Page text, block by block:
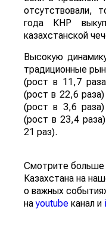
отсутствовали,
года КНР
казахстанской
Высокую
традиционные
(рост в 11,7
(рост в 22,6
(рост в 3,6
(рост в 23,4
21 раз).
Смотрите больше
Казахстана на
о важных
наyoutube канал и